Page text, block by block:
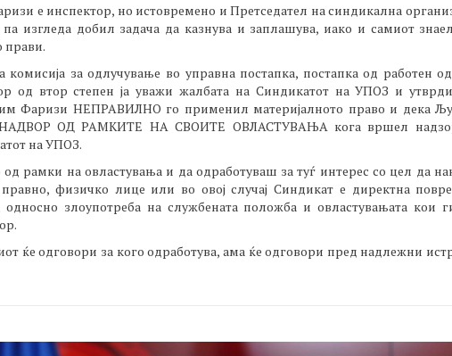
е инспектор, но истовремено и Претседател на синдикална
изгледа добил задача да казнува и заплашува, иако и самиот
прави.
комисија за одлучување во управна постапка, постапка од работен
од втор степен ја уважи жалбата на Синдикатот на УПОЗ и
Фаризи НЕПРАВИЛНО го применил материјалното право и дека
ОД РАМКИТЕ НА СВОИТЕ ОВЛАСТУВАЊА кога вршел
на УПОЗ.
рамки на овластувања и да одработуваш за туѓ интерес со цел да
физичко лице или во овој случај Синдикат е директна
односно злоупотреба на службената положба и овластувањата кои
ќе одговори за кого одработува, ама ќе одговори пред надлежни